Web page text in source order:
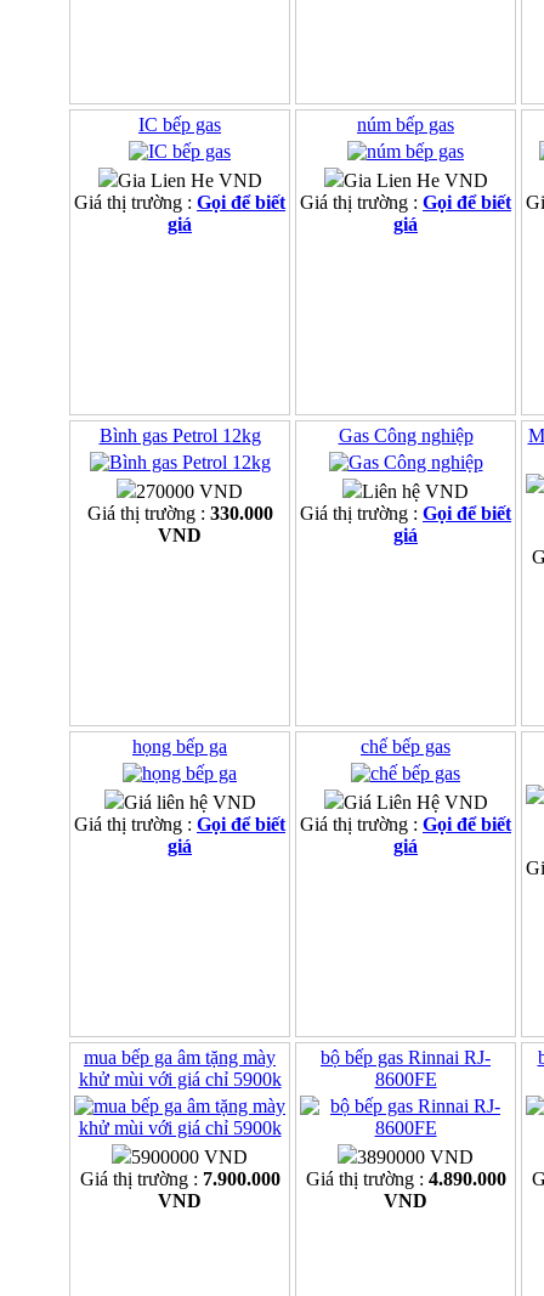
IC bếp gas
Gia Lien He VND
Giá thị trường : Gọi để biết
giá
núm bếp gas
Gia Lien He VND
Giá thị trường : Gọi để biết
giá
Bình gas Petrol 12kg
270000 VND
Giá thị trường : 330.000
VND
Gas Công nghiệp
Liên hệ VND
Giá thị trường : Gọi để biết
giá
họng bếp ga
Giá liên hệ VND
Giá thị trường : Gọi để biết
giá
chế bếp gas
Giá Liên Hệ VND
Giá thị trường : Gọi để biết
giá
mua bếp ga âm tặng mày
khử mùi với giá chỉ 5900k
5900000 VND
Giá thị trường : 7.900.000
VND
bộ bếp gas Rinnai RJ-
8600FE
3890000 VND
Giá thị trường : 4.890.000
VND